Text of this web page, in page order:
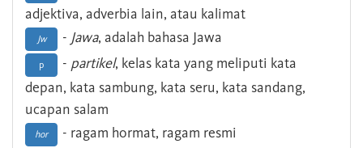
adjektiva, adverbia lain, atau kalimat
Jw - Jawa, adalah bahasa Jawa
p - partikel, kelas kata yang meliputi kata
depan, kata sambung, kata seru, kata sandang,
ucapan salam
hor - ragam hormat, ragam resmi